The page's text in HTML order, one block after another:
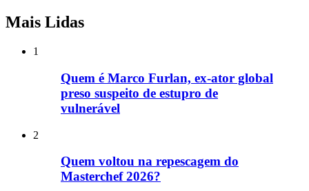
Mais Lidas
1
Quem é Marco Furlan, ex-ator global
preso suspeito de estupro de
vulnerável
2
Quem voltou na repescagem do
Masterchef 2026?